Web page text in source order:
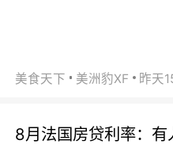
美食天下 美洲豹XF 昨天
8月法国房贷利率：